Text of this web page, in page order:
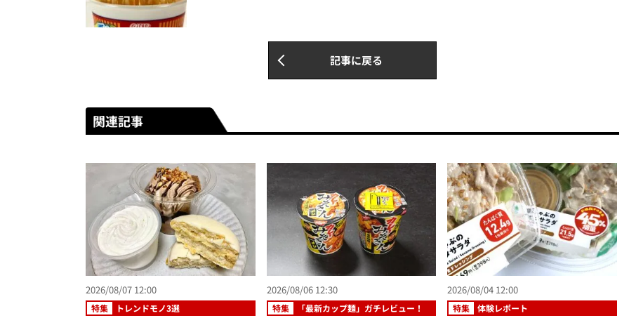
記事に戻る
関連記事
2026/08/07 12:00
特集 トレンドモノ3選
2026/08/06 12:30
特集 「最新カップ麺」ガチレビュー！
2026/08/04 12:00
特集 体験レポート